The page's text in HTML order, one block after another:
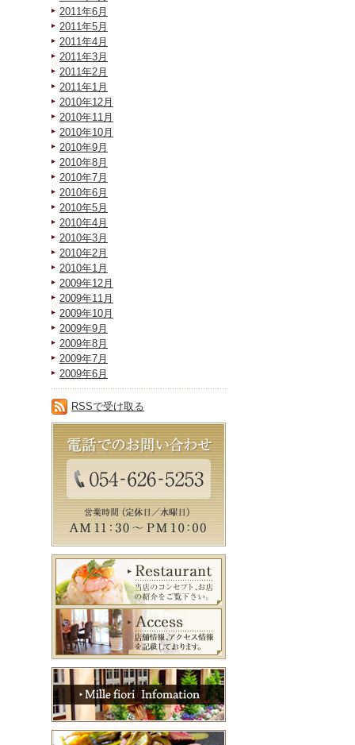
2011年6月
2011年5月
2011年4月
2011年3月
2011年2月
2011年1月
2010年12月
2010年11月
2010年10月
2010年9月
2010年8月
2010年7月
2010年6月
2010年5月
2010年4月
2010年3月
2010年2月
2010年1月
2009年12月
2009年11月
2009年10月
2009年9月
2009年8月
2009年7月
2009年6月
RSSで受け取る